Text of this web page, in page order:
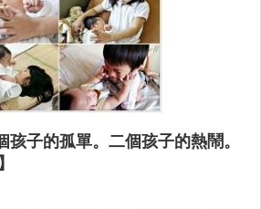
子的孤單。二個孩子的熱鬧。